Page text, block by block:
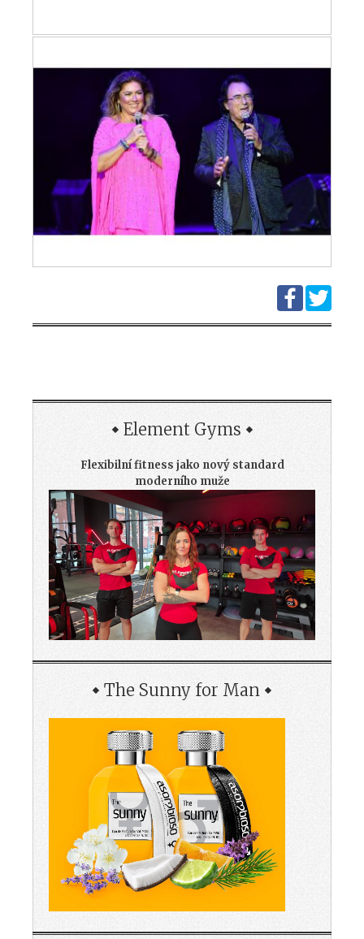
Element Gyms
Flexibilní fitness jako nový standard
moderního muže
The Sunny for Man